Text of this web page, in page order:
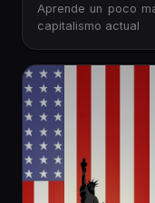
Aprende un poco
capitalismo actual